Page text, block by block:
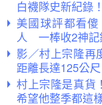
白襪隊史新紀錄！
美國球評都看
人 一棒收2神記
影／村上宗隆
距離長達125公尺
村上宗隆是真貨
希望他整季都這